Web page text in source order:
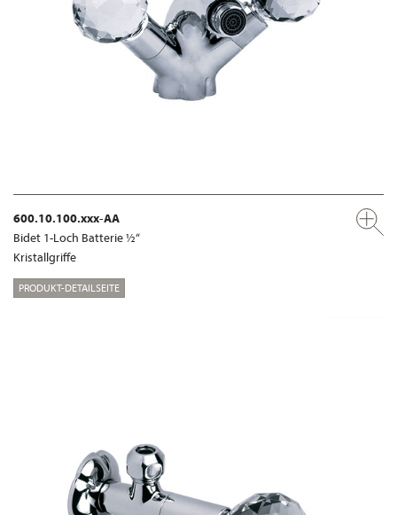
600.10.100.xxx-AA
Bidet 1-Loch Batterie ½“
Kristallgriffe
PRODUKT-DETAILSEITE